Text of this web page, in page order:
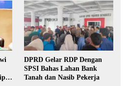
DPRD Gelar RDP Dengan
SPSI Bahas Lahan Bank
Tanah dan Nasib Pekerja